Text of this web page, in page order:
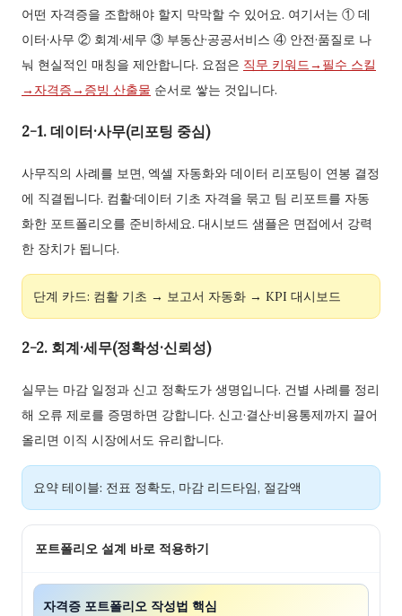
어떤 자격증을 조합해야 할지 막막할 수 있어요. 여기서는 ① 데
이터·사무 ② 회계·세무 ③ 부동산·공공서비스 ④ 안전·품질로 나
눠 현실적인 매칭을 제안합니다. 요점은 직무 키워드→필수 스킬
→자격증→증빙 산출물 순서로 쌓는 것입니다.
2-1. 데이터·사무(리포팅 중심)
사무직의 사례를 보면, 엑셀 자동화와 데이터 리포팅이 연봉 결정
에 직결됩니다. 컴활·데이터 기초 자격을 묶고 팀 리포트를 자동
화한 포트폴리오를 준비하세요. 대시보드 샘플은 면접에서 강력
한 장치가 됩니다.
단계 카드: 컴활 기초 → 보고서 자동화 → KPI 대시보드
2-2. 회계·세무(정확성·신뢰성)
실무는 마감 일정과 신고 정확도가 생명입니다. 건별 사례를 정리
해 오류 제로를 증명하면 강합니다. 신고·결산·비용통제까지 끌어
올리면 이직 시장에서도 유리합니다.
요약 테이블: 전표 정확도, 마감 리드타임, 절감액
포트폴리오 설계 바로 적용하기
자격증 포트폴리오 작성법 핵심